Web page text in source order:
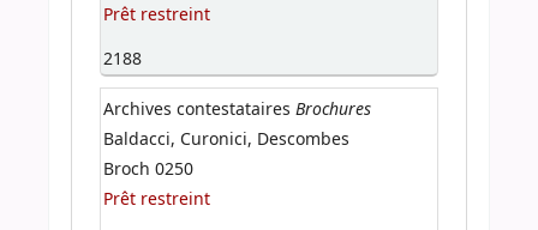
Prêt restreint
2188
Archives contestataires Brochures
Baldacci, Curonici, Descombes
Broch 0250
Prêt restreint